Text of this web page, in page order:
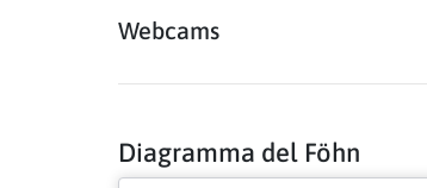
Webcams
Diagramma del Föhn